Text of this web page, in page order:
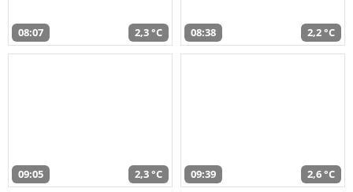
08:07 2,3 °C 08:38 2,2 °C
09:05 2,3 °C 09:39 2,6 °C